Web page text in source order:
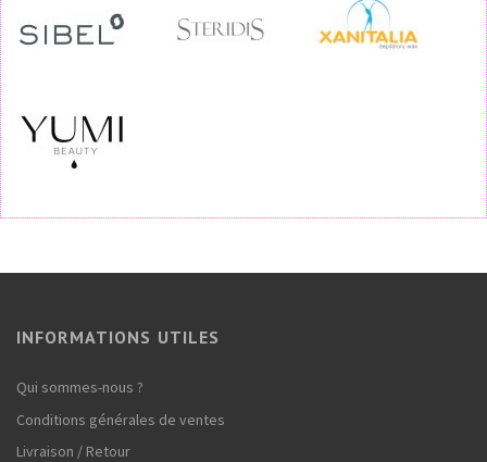
INFORMATIONS UTILES
Qui sommes-nous ?
Conditions générales de ventes
Livraison / Retour